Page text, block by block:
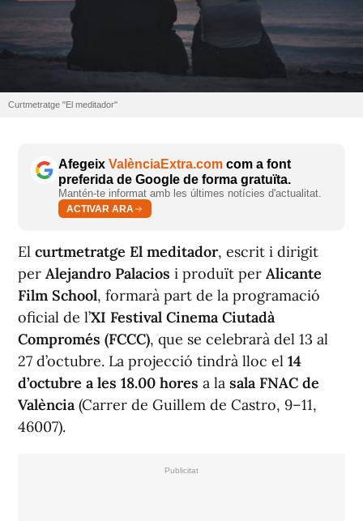
Curtmetratge "El meditador"
Afegeix ValènciaExtra.com com a font
preferida de Google de forma gratuïta.
Mantén-te informat amb les últimes notícies d'actualitat.
ACTIVAR ARA
El curtmetratge El meditador, escrit i dirigit
per Alejandro Palacios i produït per Alicante
Film School, formarà part de la programació
oficial de l’XI Festival Cinema Ciutadà
Compromés (FCCC), que se celebrarà del 13 al
27 d’octubre. La projecció tindrà lloc el 14
d’octubre a les 18.00 hores a la sala FNAC de
València (Carrer de Guillem de Castro, 9–11,
46007).